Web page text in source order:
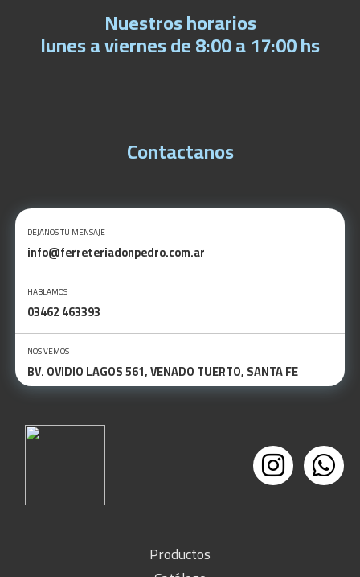
Nuestros horarios
lunes a viernes de 8:00 a 17:00 hs
Contactanos
DEJANOS TU MENSAJE
info@ferreteriadonpedro.com.ar
HABLAMOS
03462 463393
NOS VEMOS
BV. OVIDIO LAGOS 561, VENADO TUERTO, SANTA FE
Productos